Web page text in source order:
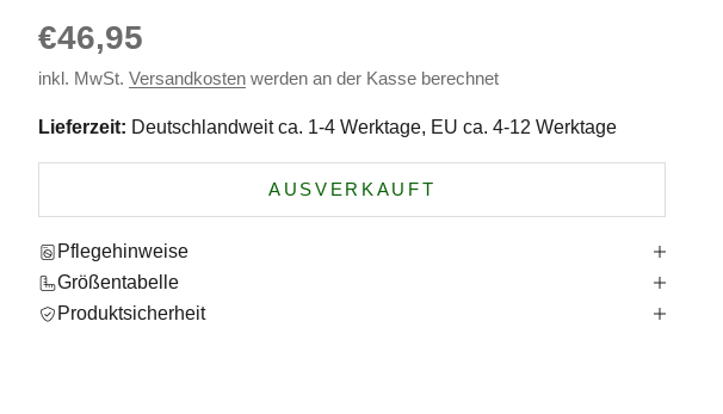
Angebot
€46,95
inkl. MwSt.Versandkosten werden an der Kasse berechnet
Lieferzeit: Deutschlandweit ca. 1-4 Werktage, EU ca. 4-12 Werktage
AUSVERKAUFT
Pflegehinweise
Größentabelle
Produktsicherheit